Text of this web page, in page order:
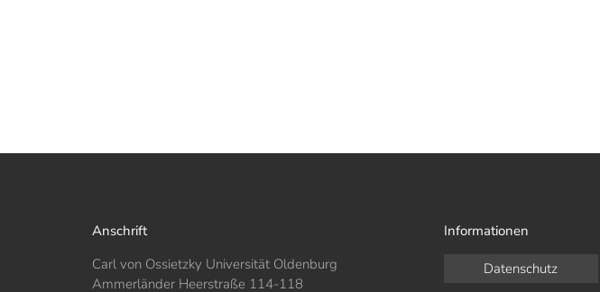
Anschrift
Carl von Ossietzky Universität Oldenburg
Ammerländer Heerstraße 114-118
Informationen
Datenschutz